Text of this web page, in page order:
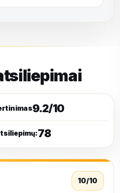
9.2/10
78
10/10